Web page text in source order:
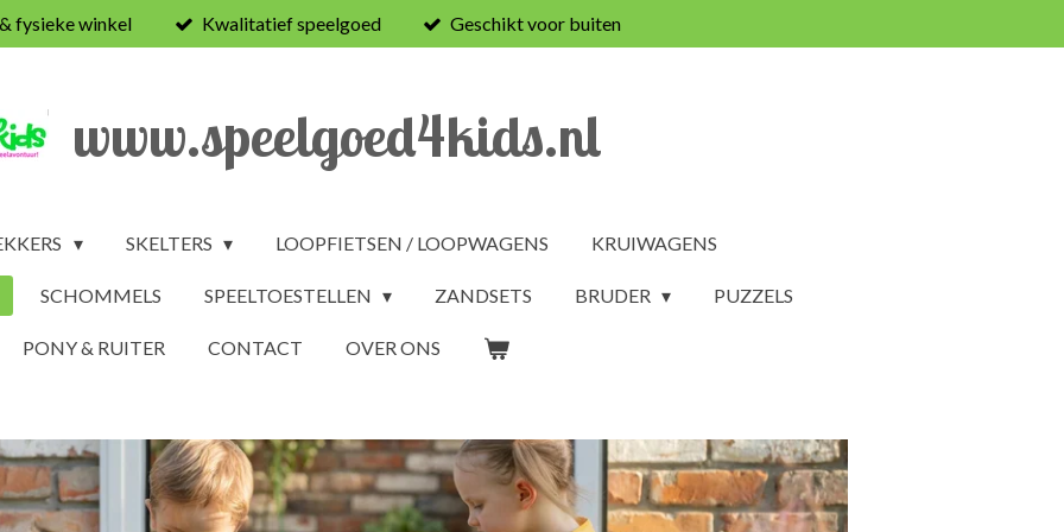
fysieke winkel Kwalitatief speelgoed Geschikt voor buiten
www.speelgoed4kids.nl
SKELTERS LOOPFIETSEN / LOOPWAGENS KRUIWAGENS
SCHOMMELS SPEELTOESTELLEN ZANDSETS BRUDER PUZZELS
PONY & RUITER CONTACT OVER ONS